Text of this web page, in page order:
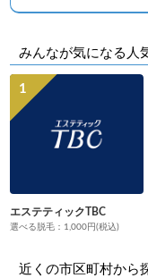
みんなが気になる人
エステティックTBC
選べる脱毛：1,000円(税込)
近くの市区町村から